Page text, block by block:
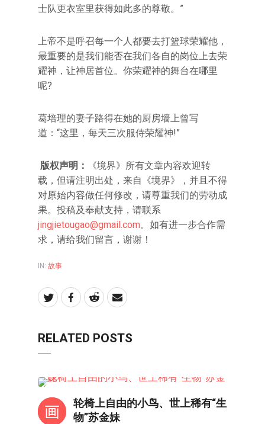
士队更衣室里获得如此多的尊敬。”
上帝不是呼召每一个人都要去打篮球荣耀他，
最重要的是我们能否在我们各自的岗位上去荣
耀神，让神居首位。你荣耀神的舞台在哪里
呢?
葛培理的妻子路得在她的厨房墙上曾写
道：“这里，每天三次服侍荣耀神!”
版权声明：
《境界》所有文章内容欢迎转
载，但请注明出处，来自《境界》，并且不得
对原始内容做任何修改，请尊重我们的劳动成
果。投稿及奉献支持，请联系
jingjietougao@gmail.com。如有进一步合作需
求，请给我们留言，谢谢！
IN: 故事
RELATED POSTS
轮椅上自由的小鸟、世上稀有“生
物”苏金妹